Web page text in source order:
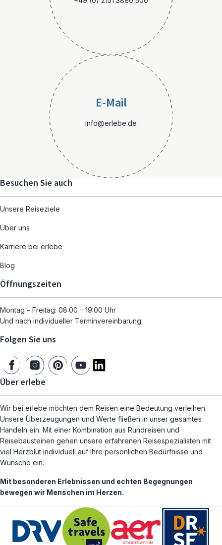
E-Mail
info@erlebe.de
Besuchen Sie auch
Unsere Reiseziele
Über uns
Karriere bei erlebe
Blog
Öffnungszeiten
Montag – Freitag: 08:00 – 19:00 Uhr
Und nach individueller Terminvereinbarung
Folgen Sie uns
Über erlebe
Wir bei erlebe möchten dem Reisen eine Bedeutung verleihen.
Unsere Überzeugungen und Werte fließen in unser gesamtes
Handeln ein. Mit einer Kombination aus Rundreisen und
Reisebausteinen gehen unsere erfahrenen Reisespezialisten mit
viel Herzblut individuell auf Ihre persönlichen Bedürfnisse und
Wünsche ein.
Mit besonderen Erlebnissen und echten Begegnungen
bewegen wir Menschen im Herzen.